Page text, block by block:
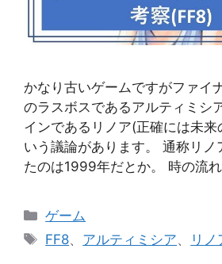
かなり古いゲームですがファイ
のラスボスであるアルティミシ
インであるリノア(正確には未来
いう議論があります。 通称リノ
たのは1999年だとか。 時の流
カ
テ
ゲーム
タ
FF8、 アルティミシア、 リノ